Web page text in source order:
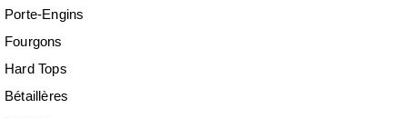
Porte-Engins
Fourgons
Hard Tops
Bétaillères